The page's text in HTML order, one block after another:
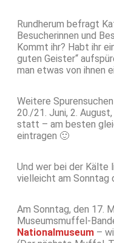
Rundherum befragt
Besucherinnen und
Kommt ihr? Habt ihr
guten Geister“
man etwas von ihnen
Weitere
20./21. Juni, 2.
statt – am besten
eintragen 🙂
Und wer bei der Kälte
vielleicht am Sonntag
Am Sonntag, den 17.
Museumsmuffel-
Nationalmuseum –